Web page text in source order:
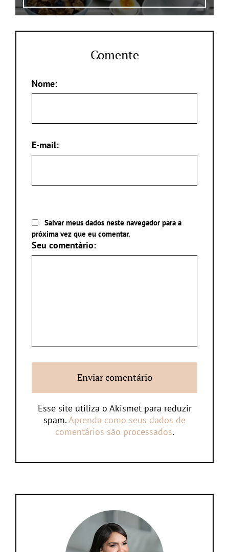
Comente
Nome:
E-mail:
Salvar meus dados neste navegador para a
próxima vez que eu comentar.
Seu comentário:
Esse site utiliza o Akismet para reduzir
spam.Aprenda como seus dados de
comentários são processados.